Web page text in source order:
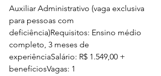
Auxiliar Administrativo (vaga exclusiva
para pessoas com
deficiência)Requisitos: Ensino médio
completo, 3 meses de
experiênciaSalário: R$ 1.549,00 +
benefíciosVagas: 1